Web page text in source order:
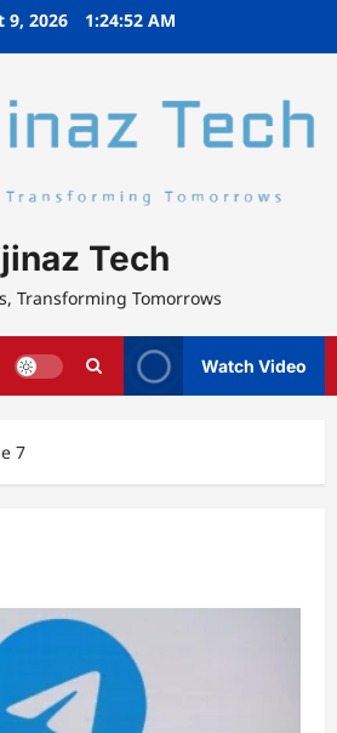
9, 2026 1:24:52 AM
Tech
Transforming Tomorrows
Watch Video
7